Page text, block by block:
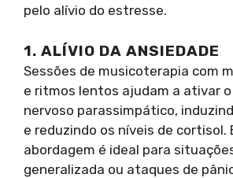
pelo alívio do estresse.
1. ALÍVIO DA ANSIEDADE
Sessões de musicoterapia com
e ritmos lentos ajudam a ativar
nervoso parassimpático,
e reduzindo os níveis de cortisol.
abordagem é ideal para
generalizada ou ataques de